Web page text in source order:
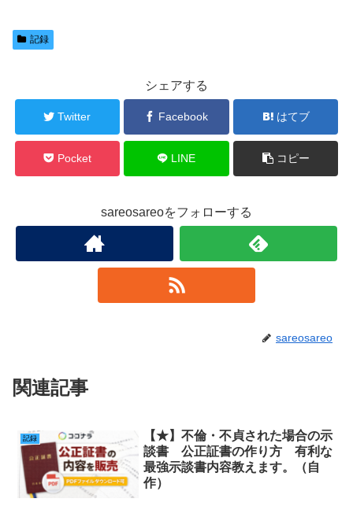
記録
シェアする
Twitter Facebook はてブ
Pocket LINE コピー
sareosareoをフォローする
sareosareo
関連記事
記録
【★】不倫・不貞された場合の示
談書 公正証書の作り方 有利な
最強示談書内容教えます。（自
作）